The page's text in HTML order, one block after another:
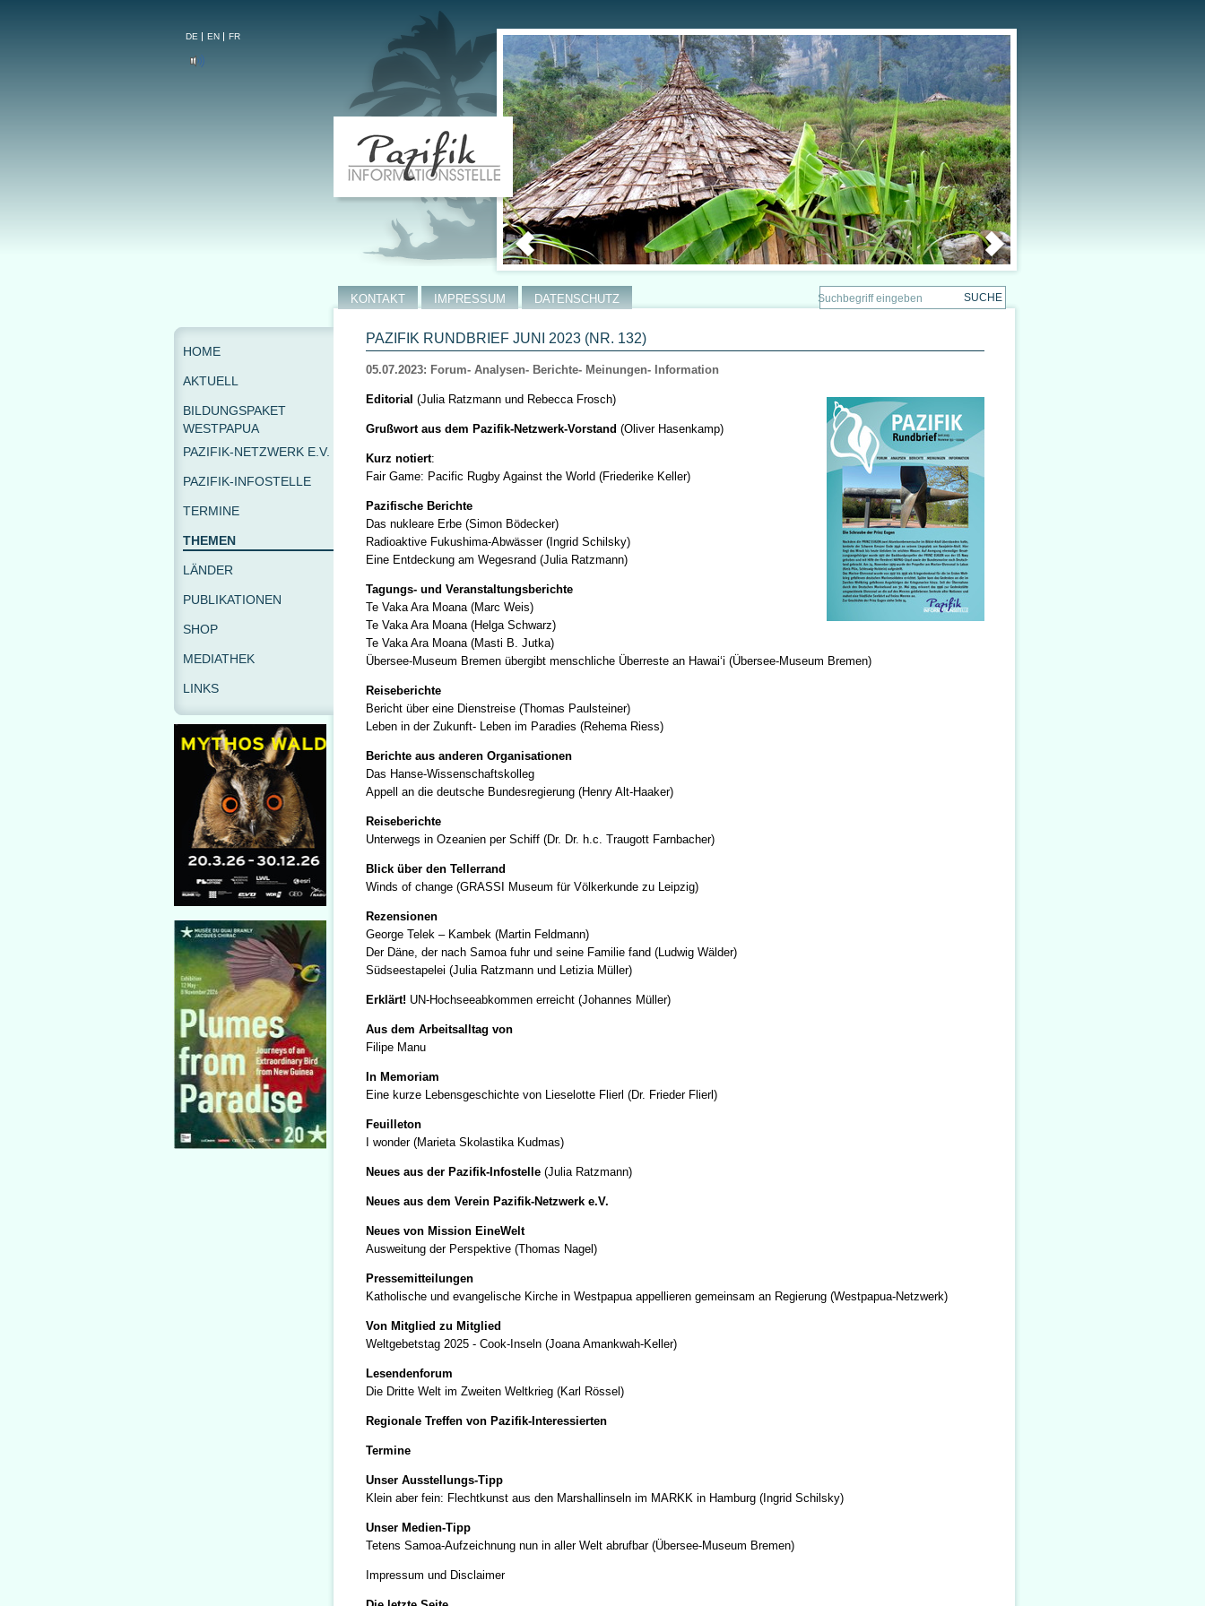
DE EN FR
PAZIFIK RUNDBRIEF JUNI 2023 (NR. 132)
05.07.2023: Forum- Analysen- Berichte- Meinungen- Information
Editorial (Julia Ratzmann und Rebecca Frosch)
Grußwort aus dem Pazifik-Netzwerk-Vorstand (Oliver Hasenkamp)
Kurz notiert:
Fair Game: Pacific Rugby Against the World (Friederike Keller)
Pazifische Berichte
Das nukleare Erbe (Simon Bödecker)
Radioaktive Fukushima-Abwässer (Ingrid Schilsky)
Eine Entdeckung am Wegesrand (Julia Ratzmann)
Tagungs- und Veranstaltungsberichte
Te Vaka Ara Moana (Marc Weis)
Te Vaka Ara Moana (Helga Schwarz)
Te Vaka Ara Moana (Masti B. Jutka)
Übersee-Museum Bremen übergibt menschliche Überreste an Hawai‘i (Übersee-Museum Bremen)
Reiseberichte
Bericht über eine Dienstreise (Thomas Paulsteiner)
Leben in der Zukunft- Leben im Paradies (Rehema Riess)
Berichte aus anderen Organisationen
Das Hanse-Wissenschaftskolleg
Appell an die deutsche Bundesregierung (Henry Alt-Haaker)
Reiseberichte
Unterwegs in Ozeanien per Schiff (Dr. Dr. h.c. Traugott Farnbacher)
Blick über den Tellerrand
Winds of change (GRASSI Museum für Völkerkunde zu Leipzig)
Rezensionen
George Telek – Kambek (Martin Feldmann)
Der Däne, der nach Samoa fuhr und seine Familie fand (Ludwig Wälder)
Südseestapelei (Julia Ratzmann und Letizia Müller)
Erklärt! UN-Hochseeabkommen erreicht (Johannes Müller)
Aus dem Arbeitsalltag von
Filipe Manu
In Memoriam
Eine kurze Lebensgeschichte von Lieselotte Flierl (Dr. Frieder Flierl)
Feuilleton
I wonder (Marieta Skolastika Kudmas)
Neues aus der Pazifik-Infostelle (Julia Ratzmann)
Neues aus dem Verein Pazifik-Netzwerk e.V.
Neues von Mission EineWelt
Ausweitung der Perspektive (Thomas Nagel)
Pressemitteilungen
Katholische und evangelische Kirche in Westpapua appellieren gemeinsam an Regierung (Westpapua-Netzwerk)
Von Mitglied zu Mitglied
Weltgebetstag 2025 - Cook-Inseln (Joana Amankwah-Keller)
Lesendenforum
Die Dritte Welt im Zweiten Weltkrieg (Karl Rössel)
Regionale Treffen von Pazifik-Interessierten
Termine
Unser Ausstellungs-Tipp
Klein aber fein: Flechtkunst aus den Marshallinseln im MARKK in Hamburg (Ingrid Schilsky)
Unser Medien-Tipp
Tetens Samoa-Aufzeichnung nun in aller Welt abrufbar (Übersee-Museum Bremen)
Impressum und Disclaimer
KONTAKT IMPRESSUM DATENSCHUTZ
HOME
AKTUELL
BILDUNGSPAKET
WESTPAPUA
PAZIFIK-NETZWERK E.V.
PAZIFIK-INFOSTELLE
TERMINE
THEMEN
LÄNDER
PUBLIKATIONEN
SHOP
MEDIATHEK
LINKS